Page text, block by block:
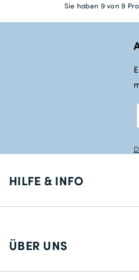
Sie haben 9 von 9
HILFE & INFO
Lieferung
ÜBER UNS